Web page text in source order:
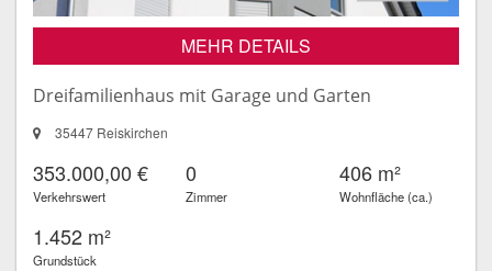
MEHR DETAILS
Dreifamilienhaus mit Garage und Garten
35447 Reiskirchen
353.000,00 €
Verkehrswert
0
Zimmer
406 m²
Wohnfläche (ca.)
1.452 m²
Grundstück